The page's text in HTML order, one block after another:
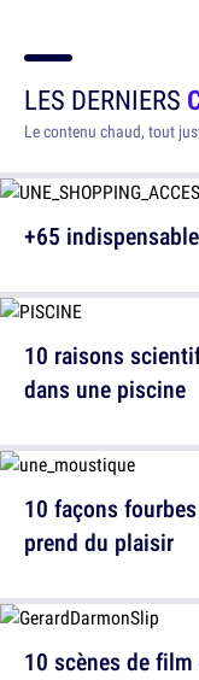
LES DERNIERS
Le contenu chaud, tout
+65
10 façons
prend du plaisir
10 raisons
dans une piscine
10 scènes de